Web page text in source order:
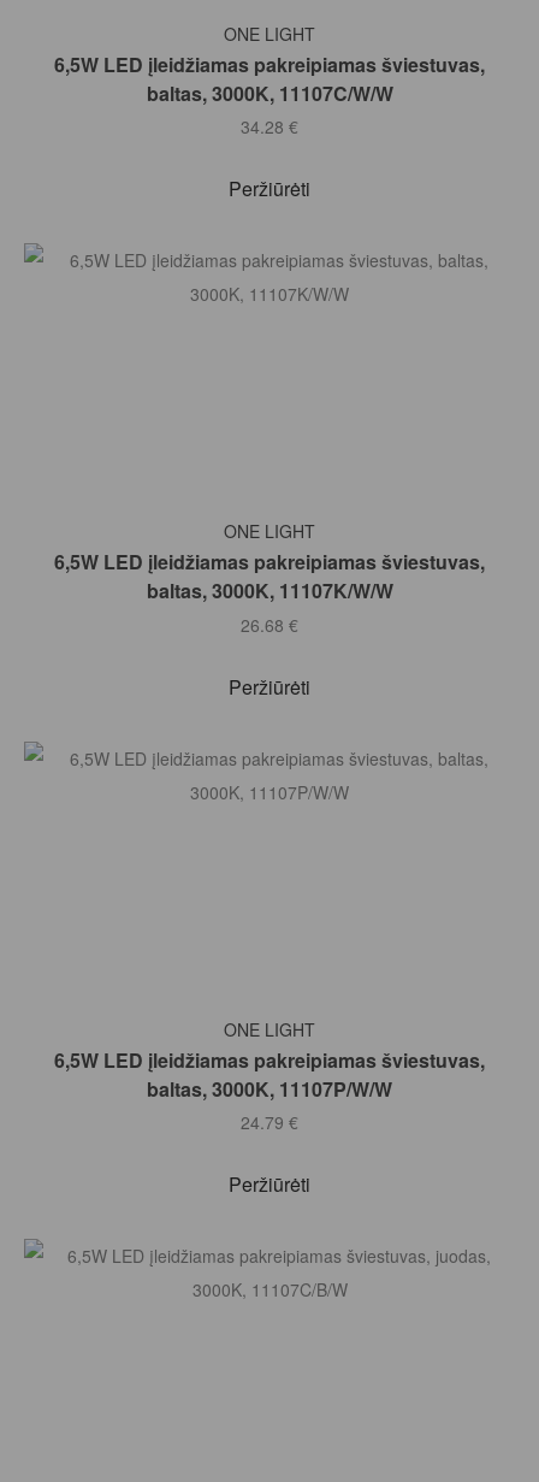
Į KREPŠELĮ
ONE LIGHT
6,5W LED įleidžiamas pakreipiamas šviestuvas,
baltas, 3000K, 11107C/W/W
34.28 €
Peržiūrėti
Į KREPŠELĮ
ONE LIGHT
6,5W LED įleidžiamas pakreipiamas šviestuvas,
baltas, 3000K, 11107K/W/W
26.68 €
Peržiūrėti
ONE LIGHT
6,5W LED įleidžiamas pakreipiamas šviestuvas,
baltas, 3000K, 11107P/W/W
24.79 €
Peržiūrėti